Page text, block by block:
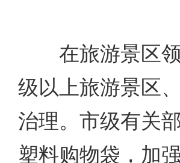
在旅游景区领
级以上旅游景区
治理。市级有关
塑料购物袋，加